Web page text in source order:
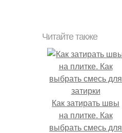
Читайте также
Как затирать швы
на плитке. Как
выбрать смесь для